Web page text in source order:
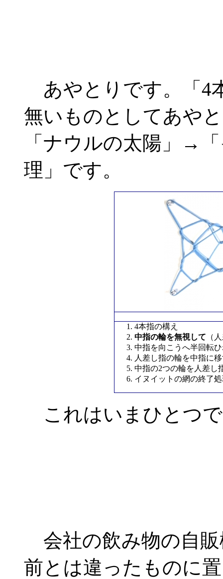
あやとりです。「4
無いものとしてあや
「ナウルの太陽」→
理」です。
4本指の構え
中指の輪を無視して （
中指を向こうへ半回転
人差し指の輪を中指に
中指の2つの輪を人差し
イヌイットの網の終了
これはいまひとつ
会社の飲み物の自
前とは違ったものに